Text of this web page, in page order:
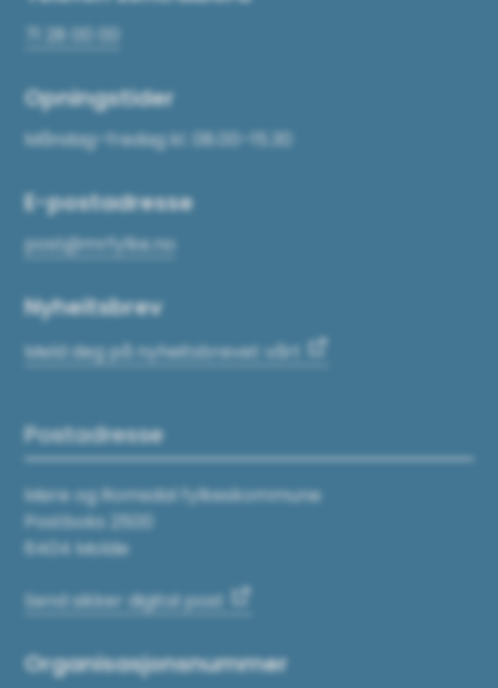
71 28 00 00
Opningstider
Måndag–fredag kl. 08.00–15.30
E-postadresse
post@mrfylke.no
Nyheitsbrev
Meld deg på nyheitsbrevet vårt
Postadresse
Møre og Romsdal fylkeskommune
Postboks 2500
6404 Molde
Send sikker digital post
Organisasjonsnummer